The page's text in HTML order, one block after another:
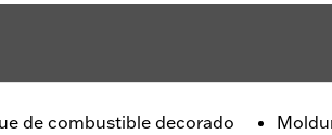
de combustible decorado